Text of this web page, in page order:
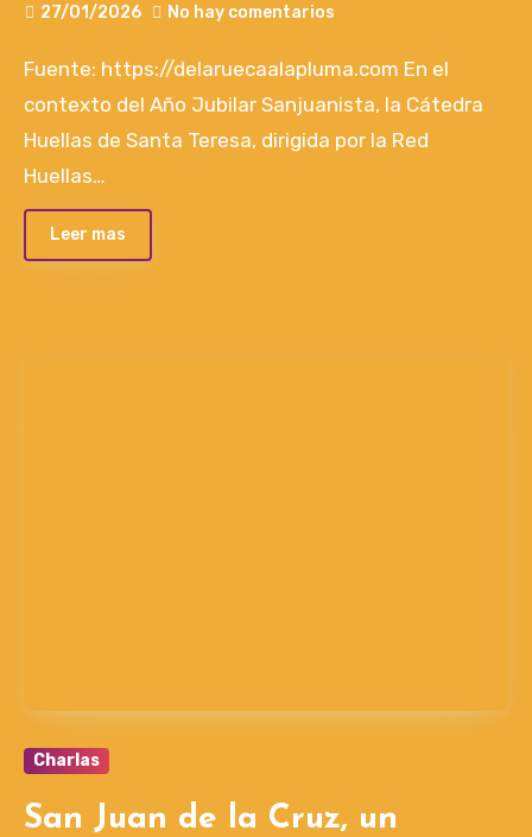
Diego Sánchez
27/01/2026 No hay comentarios
Fuente: https://delaruecaalapluma.com En el
contexto del Año Jubilar Sanjuanista, la Cátedra
Huellas de Santa Teresa, dirigida por la Red
Huellas…
Leer mas
Charlas
San Juan de la Cruz, un